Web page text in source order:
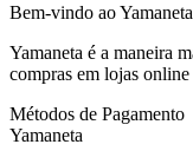
Bem-vindo aoYamaneta
Yamaneta é a maneira
compras em lojas
Métodos de Pagamento
Yamaneta